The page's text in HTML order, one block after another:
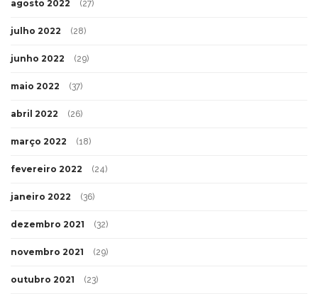
agosto 2022 (27)
julho 2022 (28)
junho 2022 (29)
maio 2022 (37)
abril 2022 (26)
março 2022 (18)
fevereiro 2022 (24)
janeiro 2022 (36)
dezembro 2021 (32)
novembro 2021 (29)
outubro 2021 (23)